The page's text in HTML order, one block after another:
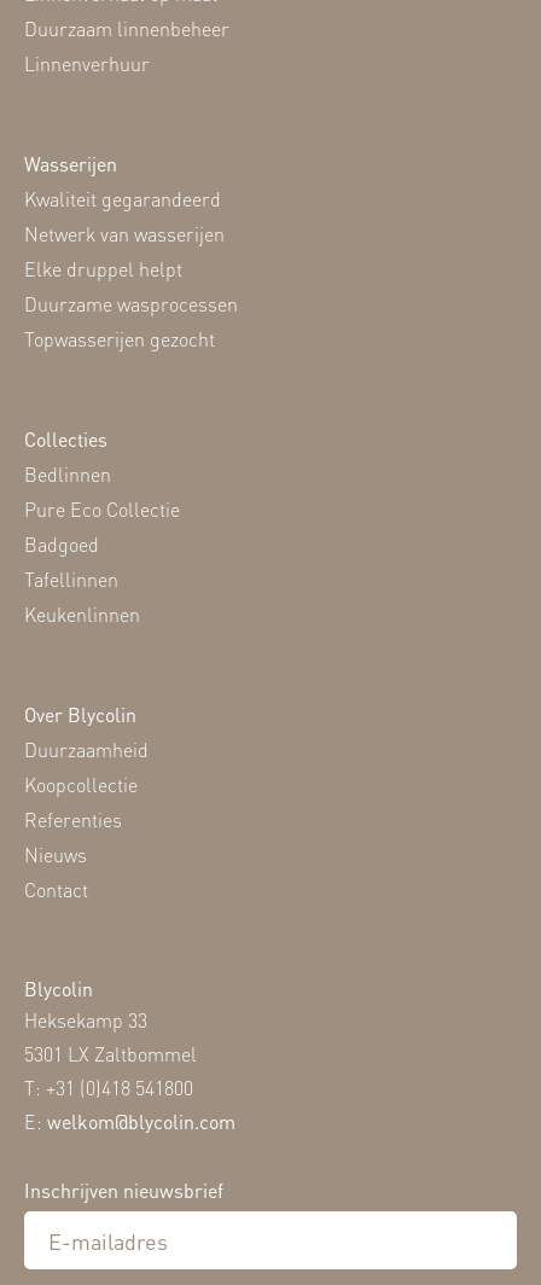
Duurzaam linnenbeheer
Linnenverhuur
Wasserijen
Kwaliteit gegarandeerd
Netwerk van wasserijen
Elke druppel helpt
Duurzame wasprocessen
Topwasserijen gezocht
Collecties
Bedlinnen
Pure Eco Collectie
Badgoed
Tafellinnen
Keukenlinnen
Over Blycolin
Duurzaamheid
Koopcollectie
Referenties
Nieuws
Contact
Blycolin
Heksekamp 33
5301 LX Zaltbommel
T: +31 (0)418 541800
E: welkom@blycolin.com
Inschrijven nieuwsbrief